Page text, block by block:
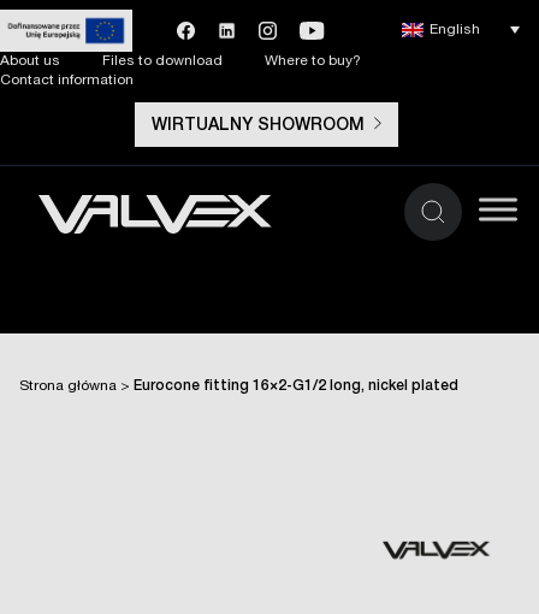
About us Files to download
Where to buy?
Contact information
WIRTUALNY SHOWROOM
English
Strona główna > Eurocone fitting 16×2-G1/2 long, nickel plated